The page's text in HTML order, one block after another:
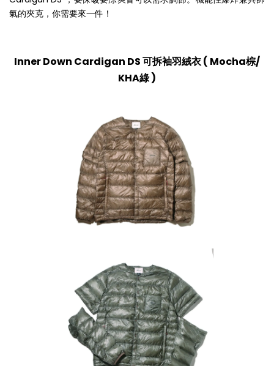
氣的夾克，你需要來一件！
Inner Down Cardigan DS 可拆袖羽絨衣( Mocha棕/
KHA綠 )